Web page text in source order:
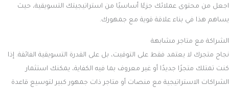
اجعل من محتوى عملائك جزءًا أساسيًا من استراتيجيتك التسويقية، حيث
يساهم هذا في بناء علاقة قوية مع جمهورك.
الشراكة مع متاجر مشابهة
نجاح متجرك لا يعتمد فقط على التوقيت، بل على القدرة التسويقية الفائقة. إذا
كنت تمتلك متجرًا جديدًا أو غير معروف بما فيه الكفاية، يمكنك استثمار
الشراكات الاستراتيجية مع منصات أو متاجر ذات جمهور كبير لتوسيع قاعدة